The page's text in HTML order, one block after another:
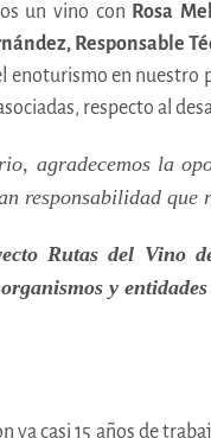
un vino con Rosa
Responsable
enoturismo en nuestro
respecto al
agradecemos la
responsabilidad que
Rutas del Vino
y
ya casi 15 años de